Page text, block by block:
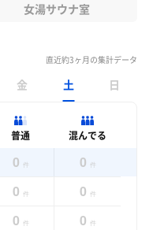
女湯サウナ室
直近約3ヶ月の集計データ
金 土 日
普通 混んでる
0 件 0 件
0 件 0 件
0 件 0 件